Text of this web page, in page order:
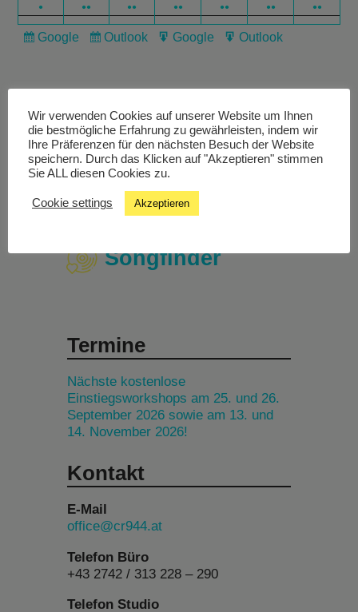
● ●● ●● ●● ●● ●● ●●
Subscribe
Google
Subscribe
Outlook
Export
Google
Export
Outlook
Livestream
Studiochat
Songfinder
Termine
Nächste kostenlose
Einstiegsworkshops am 25. und 26.
September 2026 sowie am 13. und
14. November 2026!
Kontakt
E-Mail
office@cr944.at
Telefon Büro
+43 2742 / 313 228 – 290
Telefon Studio
Wir verwenden Cookies auf unserer Website um Ihnen
die bestmögliche Erfahrung zu gewährleisten, indem wir
Ihre Präferenzen für den nächsten Besuch der Website
speichern. Durch das Klicken auf "Akzeptieren" stimmen
Sie ALL diesen Cookies zu.
Cookie settings Akzeptieren